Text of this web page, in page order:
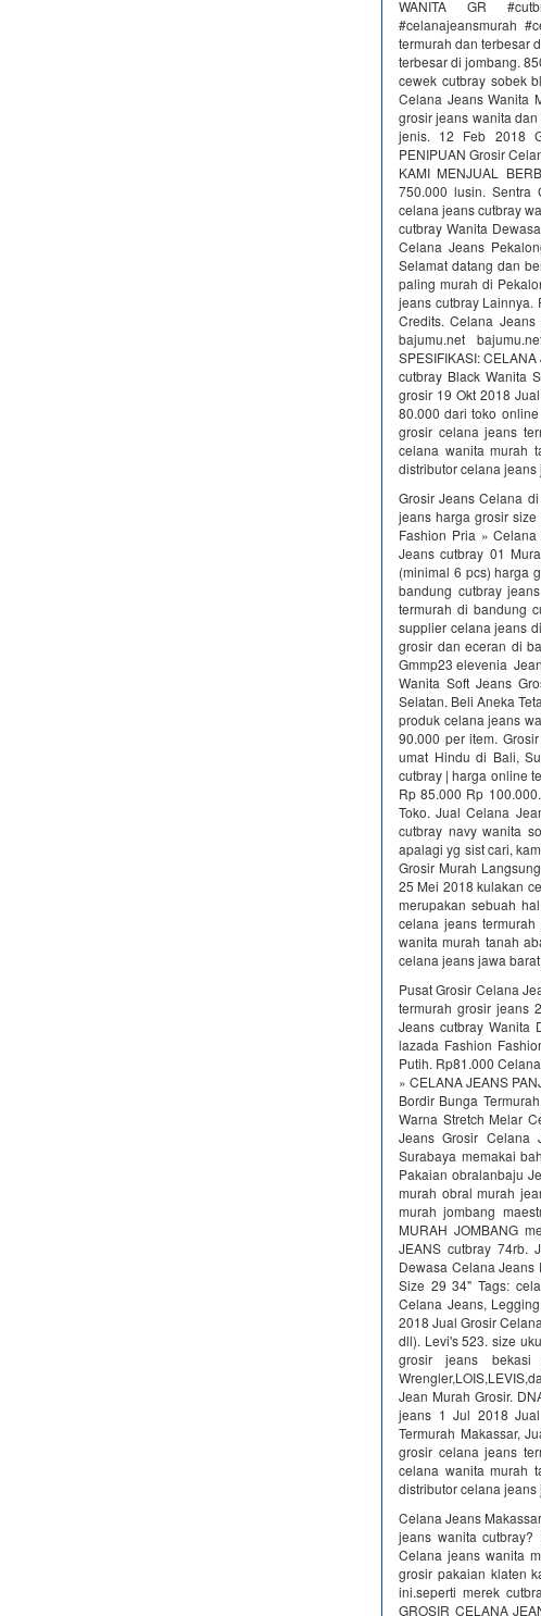
WANITA GR
#celanajeansmurah
termurah dan terbesar
terbesar di jombang.
cewek cutbray sobek
Celana Jeans Wanita
grosir jeans wanita
jenis. 12 Feb 2018
PENIPUAN Grosir
KAMI MENJUAL
750.000 lusin. Sentra
celana jeans cutbray
cutbray Wanita
Celana Jeans
Selamat datang dan
paling murah di
jeans cutbray Lainnya.
Credits. Celana
bajumu.net
SPESIFIKASI:
cutbray Black Wanita
grosir 19 Okt 2018
80.000 dari toko
grosir celana jeans
celana wanita murah
distributor celana
Grosir Jeans Celana
jeans harga grosir
Fashion Pria »
Jeans cutbray 01
(minimal 6 pcs) harga
bandung cutbray
termurah di bandung
supplier celana jeans
grosir dan eceran di
Gmmp23 elevenia
Wanita Soft Jeans
Selatan. Beli Aneka
produk celana jeans
90.000 per item.
umat Hindu di Bali,
cutbray | harga online
Rp 85.000 Rp
Toko. Jual Celana
cutbray navy wanita
apalagi yg sist cari,
Grosir Murah
25 Mei 2018 kulakan
merupakan sebuah
celana jeans
wanita murah tanah
celana jeans jawa
Pusat Grosir Celana
termurah grosir jeans
Jeans cutbray Wanita
lazada Fashion
Putih. Rp81.000
» CELANA JEANS
Bordir Bunga
Warna Stretch Melar
Jeans Grosir Celana
Surabaya memakai
Pakaian obralanbaju
murah obral murah
murah jombang
MURAH JOMBANG
JEANS cutbray 74rb.
Dewasa Celana Jeans
Size 29 34" Tags:
Celana Jeans,
2018 Jual Grosir
dll). Levi's 523. size
grosir jeans bekasi
Jean Murah Grosir.
jeans 1 Jul 2018
Termurah Makassar,
grosir celana jeans
celana wanita murah
distributor celana
Celana Jeans
jeans wanita
Celana jeans wanita
grosir pakaian klaten
ini.seperti merek
GROSIR CELANA